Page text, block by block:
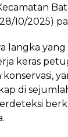
10/2025)
langka
keras
konservasi,
di